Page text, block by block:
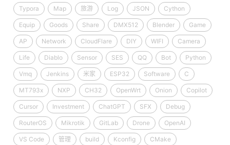
Typora Map 旅游 Log JSON Cython
Equip Goods Share DMX512 Blender Game
AP Network CloudFlare DIY WIFI Camera
Life Diablo Sensor SES QQ Bot Python
Vmq Jenkins 米家 ESP32 Software C
MT793x NXP CH32 OpenWrt Onion Copilot
Cursor Investment ChatGPT SFX Debug
RouterOS Mikrotik GitLab Drone OpenAI
VS Code 管理 build Kconfig CMake